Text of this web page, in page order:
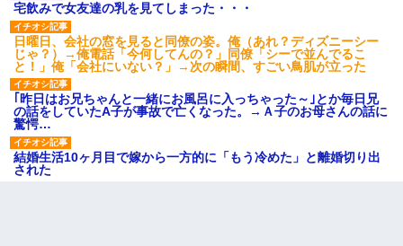
宅飲みで女友達の乳を見てしまった・・・
日曜日、会社の窓を見ると同僚の姿。俺（あれ？ディズニーシー
じゃ？）→俺電話「今何してんの？」同僚「シーで並んでるこ
と！」俺「会社にいない？」→次の瞬間、すごい鳥肌が立った
｢昨日はお兄ちゃんと一緒にお風呂に入っちゃった～｣とか毎日兄
の話をしていたA子が事故で亡くなった。→Ａ子のお母さんの話に
驚愕…
結婚生活10ヶ月目で嫁から一方的に「もう冷めた」と離婚切り出
された